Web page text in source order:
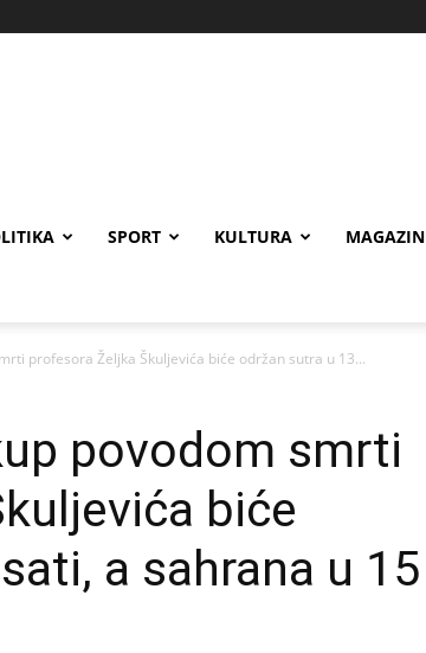
SPORT KULTURA MAGAZIN
profesora Željka Škuljevića biće održan sutra u 13...
povodom smrti
biće
a sahrana u 15